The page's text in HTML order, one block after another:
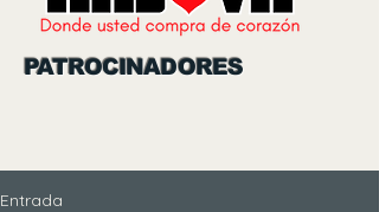
PATROCINADORES
Entrada